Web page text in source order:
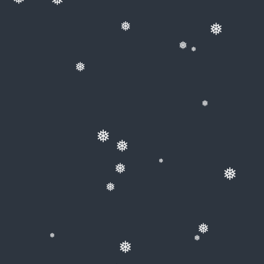
❅
❅
❅
❅
❅
❅
❅
❅
❅
❅
❅
❅
❅
❅
❅
❅